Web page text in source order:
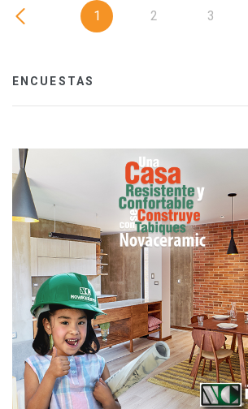
1 2 3
ENCUESTAS